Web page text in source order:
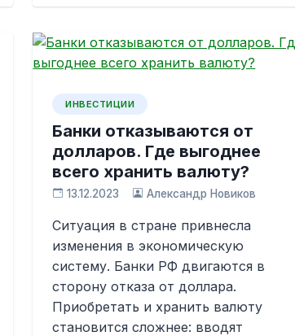
ИНВЕСТИЦИИ
Банки отказываются от
долларов. Где выгоднее
всего хранить валюту?
13.12.2023 Александр Новиков
Ситуация в стране привнесла
изменения в экономическую
систему. Банки РФ двигаются в
сторону отказа от доллара.
Приобретать и хранить валюту
становится сложнее: вводят